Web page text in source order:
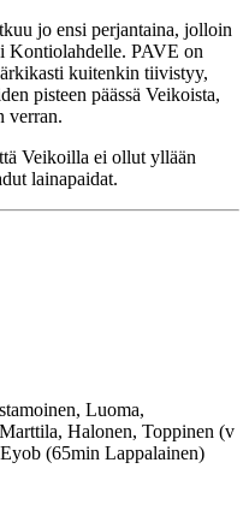
jo ensi perjantaina, jolloin
Kontiolahdelle. PAVE on
kuitenkin tiivistyy,
pisteen päässä Veikoista,
verran.
Veikoilla ei ollut yllään
lainapaidat.
Luoma,
Halonen, Toppinen (v
(65min Lappalainen)